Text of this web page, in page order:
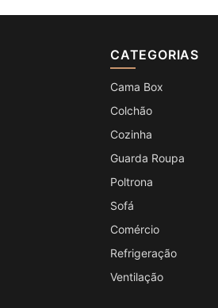
CATEGORIAS
Cama Box
Colchão
Cozinha
Guarda Roupa
Poltrona
Sofá
Comércio
Refrigeração
Ventilação